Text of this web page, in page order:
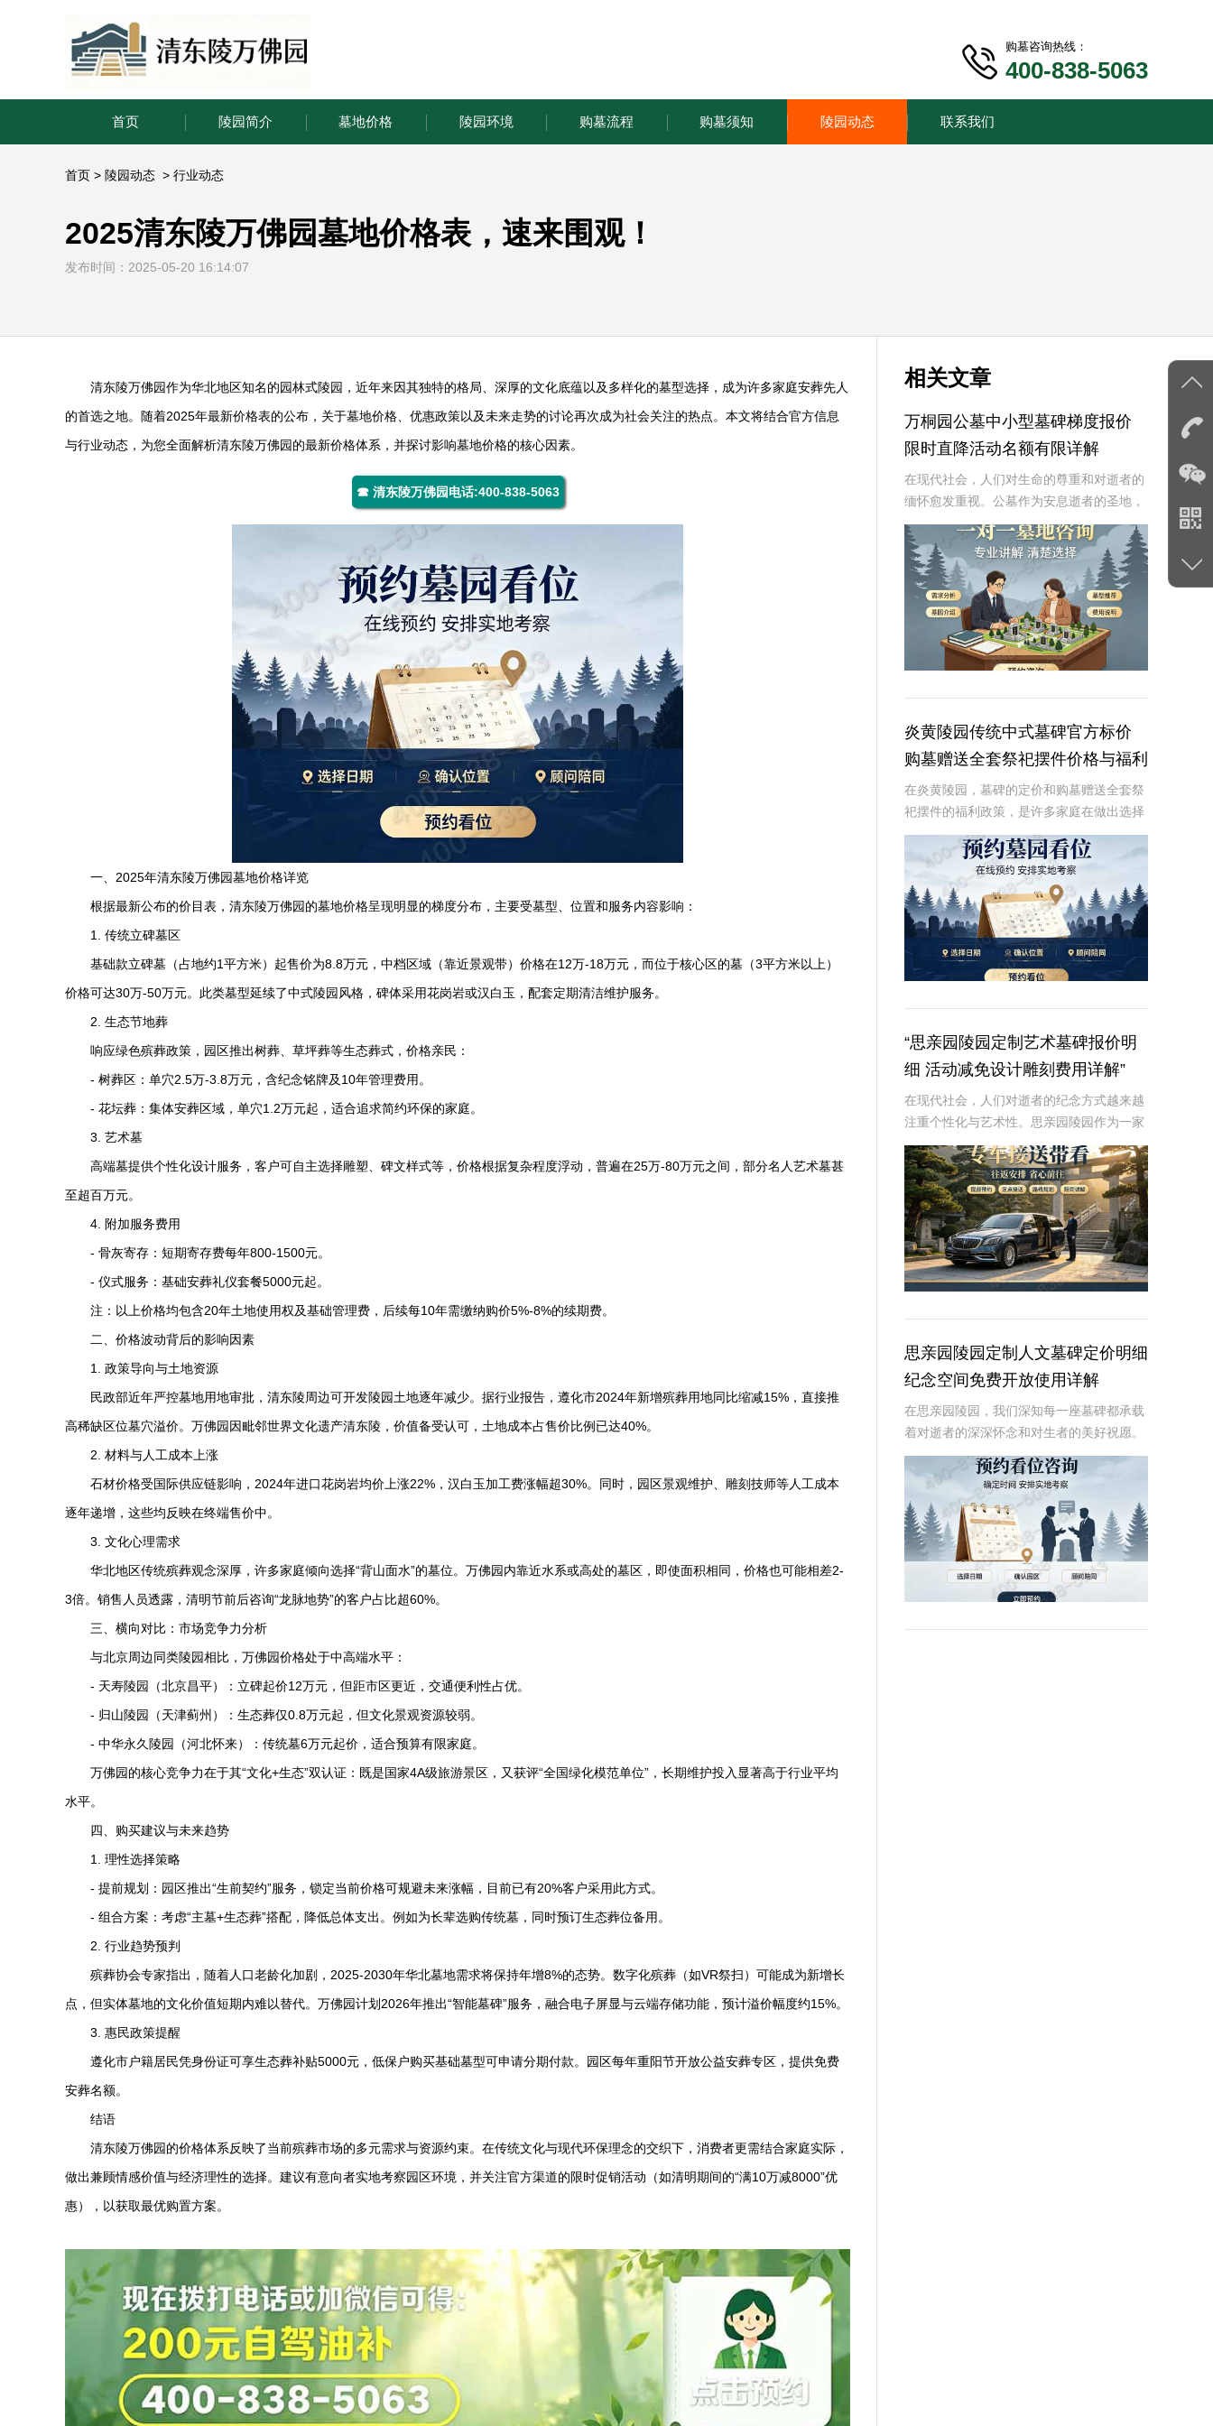
购墓咨询热线：
400-838-5063
首页 陵园简介 墓地价格 陵园环境 购墓流程 购墓须知 陵园动态 联系我们
首页 > 陵园动态 > 行业动态
2025清东陵万佛园墓地价格表，速来围观！
发布时间：2025-05-20 16:14:07
清东陵万佛园作为华北地区知名的园林式陵园，近年来因其独特的格局、深厚的文化底蕴以及多样化的墓型选择，成为许多家庭安葬先人
的首选之地。随着2025年最新价格表的公布，关于墓地价格、优惠政策以及未来走势的讨论再次成为社会关注的热点。本文将结合官方信息
与行业动态，为您全面解析清东陵万佛园的最新价格体系，并探讨影响墓地价格的核心因素。
☎ 清东陵万佛园电话:400-838-5063
一、2025年清东陵万佛园墓地价格详览
根据最新公布的价目表， 清东陵万佛园的墓地价格呈现明显的梯度分布，主要受墓型、位置和服务内容影响：
1. 传统立碑墓区
基础款立碑墓（占地约1平方米）起售价为8.8万元，中档区域（靠近景观带）价格在12万-18万元，而位于核心区的墓（3平方米以上）
价格可达30万-50万元。此类墓型延续了中式陵园风格，碑体采用花岗岩或汉白玉，配套定期清洁维护服务。
2. 生态节地葬
响应绿色殡葬政策，园区推出树葬、草坪葬等生态葬式，价格亲民：
- 树葬区：单穴2.5万-3.8万元，含纪念铭牌及10年管理费用。
- 花坛葬：集体安葬区域，单穴1.2万元起，适合追求简约环保的家庭。
3. 艺术墓
高端墓提供个性化设计服务，客户可自主选择雕塑、碑文样式等，价格根据复杂程度浮动，普遍在25万-80万元之间，部分名人艺术墓甚
至超百万元。
4. 附加服务费用
- 骨灰寄存：短期寄存费每年800-1500元。
- 仪式服务：基础安葬礼仪套餐5000元起。
注：以上价格均包含20年土地使用权及基础管理费，后续每10年需缴纳购价5%-8%的续期费。
二、价格波动背后的影响因素
1. 政策导向与土地资源
民政部近年严控墓地用地审批，清东陵周边可开发陵园土地逐年减少。据行业报告，遵化市2024年新增殡葬用地同比缩减15%，直接推
高稀缺区位墓穴溢价。万佛园因毗邻世界文化遗产清东陵，价值备受认可，土地成本占售价比例已达40%。
2. 材料与人工成本上涨
石材价格受国际供应链影响，2024年进口花岗岩均价上涨22%，汉白玉加工费涨幅超30%。同时，园区景观维护、雕刻技师等人工成本
逐年递增，这些均反映在终端售价中。
3. 文化心理需求
华北地区传统殡葬观念深厚，许多家庭倾向选择“背山面水”的墓位。万佛园内靠近水系或高处的墓区，即使面积相同，价格也可能相差2-
3倍。销售人员透露，清明节前后咨询“龙脉地势”的客户占比超60%。
三、横向对比：市场竞争力分析
与北京周边同类陵园相比，万佛园价格处于中高端水平：
- 天寿陵园
（北京昌平）：立碑起价12万元，但距市区更近，交通便利性占优。
- 归山陵园
（天津蓟州）：生态葬仅0.8万元起，但文化景观资源较弱。
- 中华永久陵园
（河北怀来）：传统墓6万元起价，适合预算有限家庭。
万佛园的核心竞争力在于其“文化+生态”双认证：既是国家4A级旅游景区，又获评“全国绿化模范单位”，长期维护投入显著高于行业平均
水平。
四、购买建议与未来趋势
1. 理性选择策略
- 提前规划：园区推出“生前契约”服务，锁定当前价格可规避未来涨幅，目前已有20%客户采用此方式。
- 组合方案：考虑“主墓+生态葬”搭配，降低总体支出。例如为长辈选购传统墓，同时预订生态葬位备用。
2. 行业趋势预判
殡葬协会专家指出，随着人口老龄化加剧，2025-2030年华北墓地需求将保持年增8%的态势。数字化殡葬（如VR祭扫）可能成为新增长
点，但实体墓地的文化价值短期内难以替代。万佛园计划2026年推出“智能墓碑”服务，融合电子屏显与云端存储功能，预计溢价幅度约15%。
3. 惠民政策提醒
遵化市户籍居民凭身份证可享生态葬补贴5000元，低保户购买基础墓型可申请分期付款。园区每年重阳节开放公益安葬专区，提供免费
安葬名额。
结语
清东陵万佛园的价格体系反映了当前殡葬市场的多元需求与资源约束。在传统文化与现代环保理念的交织下，消费者更需结合家庭实际，
做出兼顾情感价值与经济理性的选择。建议有意向者实地考察园区环境，并关注官方渠道的限时促销活动（如清明期间的“满10万减8000”优
惠），以获取最优购置方案。
相关文章
万桐园公墓中小型墓碑梯度报价
限时直降活动名额有限详解
在现代社会，人们对生命的尊重和对逝者的
缅怀愈发重视。公墓作为安息逝者的圣地，
其墓碑的选择不仅是对逝者的纪念，也是生
者情感的寄托。万桐园公墓作为一家知名的
大型公墓，一直致力于提供高品质、个性化
的墓碑服务
炎黄陵园传统中式墓碑官方标价
购墓赠送全套祭祀摆件价格与福利
深度解析
在炎黄陵园，墓碑的定价和购墓赠送全套祭
祀摆件的福利政策，是许多家庭在做出选择
时的重要考虑因素。本文将从专业角度深入
解析这些内容，为读者提供有价值、信息丰
富的信息。☎ 炎黄陵园电话:400-838-50
“思亲园陵园定制艺术墓碑报价明
细 活动减免设计雕刻费用详解”
在现代社会，人们对逝者的纪念方式越来越
注重个性化与艺术性。思亲园陵园作为一家
专业的陵园服务提供商，推出了定制艺术墓
碑服务，以满足客户对逝者的特殊纪念需
求。本文将详细介绍思亲园陵园定制艺术墓
碑的报价明细
思亲园陵园定制人文墓碑定价明细
纪念空间免费开放使用详解
在思亲园陵园，我们深知每一座墓碑都承载
着对逝者的深深怀念和对生者的美好祝愿。
因此，我们精心定制的人文墓碑不仅是对逝
者的永恒纪念，更是生者情感的寄托。本文
将详细介绍思亲园陵园定制人文墓碑的定价
明细以及纪